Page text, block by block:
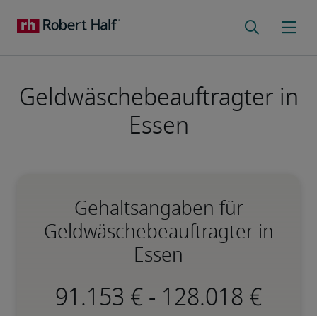
Geldwäschebeauftragter in
Essen
Gehaltsangaben für
Geldwäschebeauftragter in
Essen
-